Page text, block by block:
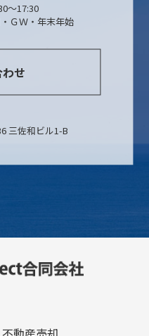
～17:30
ＧＷ・年末年始
せ
三佐和ビル1-B